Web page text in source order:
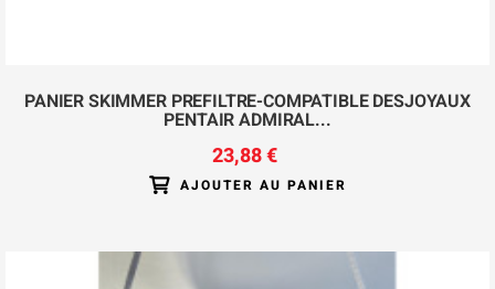
PANIER SKIMMER PREFILTRE-COMPATIBLE DESJOYAUX
PENTAIR ADMIRAL...
23,88 €
AJOUTER AU PANIER